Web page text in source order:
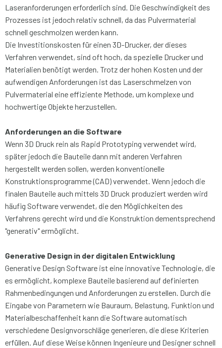
Laseranforderungen erforderlich sind. Die Geschwindigkeit des
Prozesses ist jedoch relativ schnell, da das Pulvermaterial
schnell geschmolzen werden kann.
Die Investitionskosten für einen 3D-Drucker, der dieses
Verfahren verwendet, sind oft hoch, da spezielle Drucker und
Materialien benötigt werden. Trotz der hohen Kosten und der
aufwendigen Anforderungen ist das Laserschmelzen von
Pulvermaterial eine effiziente Methode, um komplexe und
hochwertige Objekte herzustellen.
Anforderungen an die Software
Wenn 3D Druck rein als Rapid Prototyping verwendet wird,
später jedoch die Bauteile dann mit anderen Verfahren
hergestellt werden sollen, werden konventionelle
Konstruktionsprogramme (CAD) verwendet. Wenn jedoch die
finalen Bauteile auch mittels 3D Druck produziert werden wird
häufig Software verwendet, die den Möglichkeiten des
Verfahrens gerecht wird und die Konstruktion dementsprechend
"generativ" ermöglicht.
Generative Design in der digitalen Entwicklung
Generative Design Software ist eine innovative Technologie, die
es ermöglicht, komplexe Bauteile basierend auf definierten
Rahmenbedingungen und Anforderungen zu erstellen. Durch die
Eingabe von Parametern wie Bauraum, Belastung, Funktion und
Materialbeschaffenheit kann die Software automatisch
verschiedene Designvorschläge generieren, die diese Kriterien
erfüllen. Auf diese Weise können Ingenieure und Designer schnell